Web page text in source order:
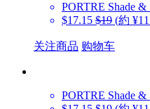
PORTRE Shade
$17.15 $19 (約
关注商品 购物车
PORTRE Shade